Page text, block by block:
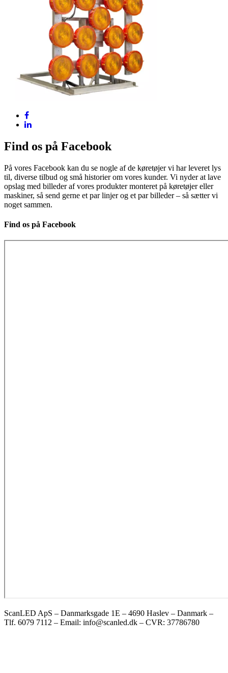
Find os på Facebook
På vores Facebook kan du se nogle af de køretøjer vi har leveret lys
til, diverse tilbud og små historier om vores kunder. Vi nyder at lave
opslag med billeder af vores produkter monteret på køretøjer eller
maskiner, så send gerne et par linjer og et par billeder – så sætter vi
noget sammen.
Find os på Facebook
ScanLED ApS – Danmarksgade 1E – 4690 Haslev – Danmark –
Tlf. 6079 7112 – Email: info@scanled.dk – CVR: 37786780